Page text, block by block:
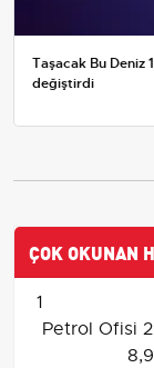
Taşacak Bu Deniz
değiştirdi
ÇOK OKUNAN
1
Petrol Ofisi